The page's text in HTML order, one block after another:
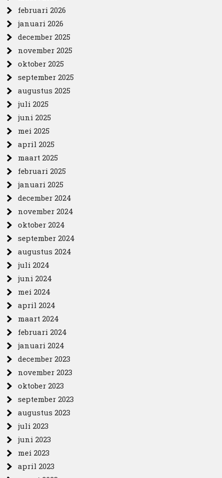
februari 2026
januari 2026
december 2025
november 2025
oktober 2025
september 2025
augustus 2025
juli 2025
juni 2025
mei 2025
april 2025
maart 2025
februari 2025
januari 2025
december 2024
november 2024
oktober 2024
september 2024
augustus 2024
juli 2024
juni 2024
mei 2024
april 2024
maart 2024
februari 2024
januari 2024
december 2023
november 2023
oktober 2023
september 2023
augustus 2023
juli 2023
juni 2023
mei 2023
april 2023